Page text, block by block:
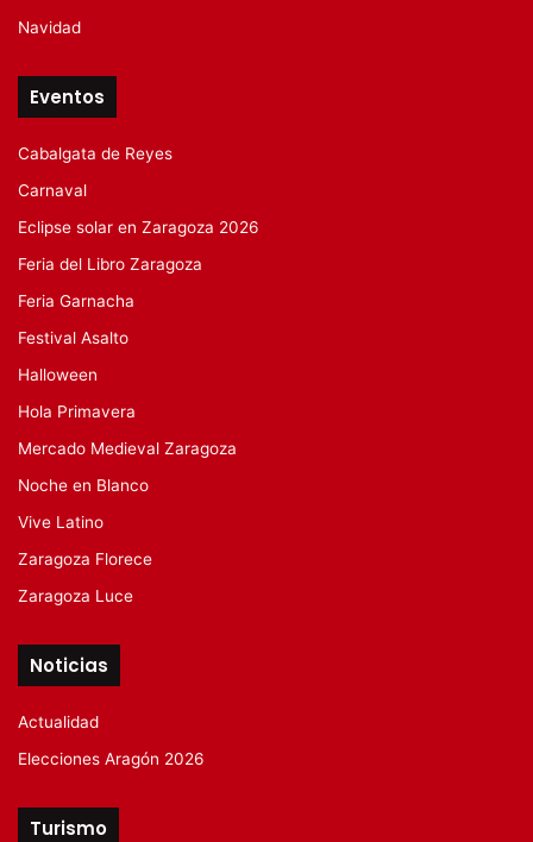
Navidad
Eventos
Cabalgata de Reyes
Carnaval
Eclipse solar en Zaragoza 2026
Feria del Libro Zaragoza
Feria Garnacha
Festival Asalto
Halloween
Hola Primavera
Mercado Medieval Zaragoza
Noche en Blanco
Vive Latino
Zaragoza Florece
Zaragoza Luce
Noticias
Actualidad
Elecciones Aragón 2026
Turismo